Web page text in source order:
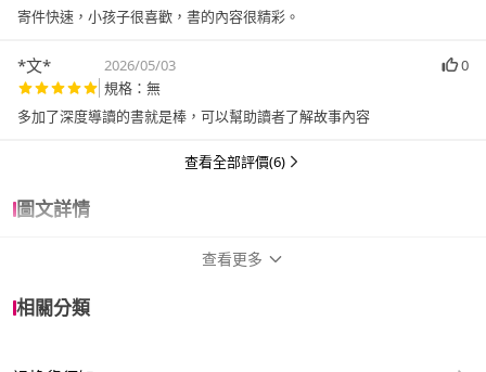
寄件快速，小孩子很喜歡，書的內容很精彩。
*文* 2026/05/03
0
規格：無
多加了深度導讀的書就是棒，可以幫助讀者了解故事內容
查看全部評價(6)
圖文詳情
查看更多
相關分類